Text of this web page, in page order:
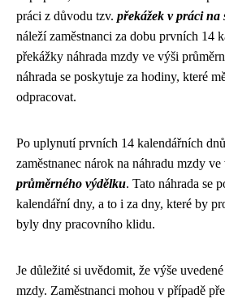
práci z důvodu tzv. překážek v práci na
náleží zaměstnanci za dobu prvních 14
překážky náhrada mzdy ve výši
náhrada se poskytuje za hodiny, které
odpracovat.
Po uplynutí prvních 14 kalendářních
zaměstnanec nárok na náhradu mzdy ve
průměrného výdělku. Tato náhrada se
kalendářní dny, a to i za dny, které by
byly dny pracovního klidu.
Je důležité si uvědomit, že výše
mzdy. Zaměstnanci mohou v případě